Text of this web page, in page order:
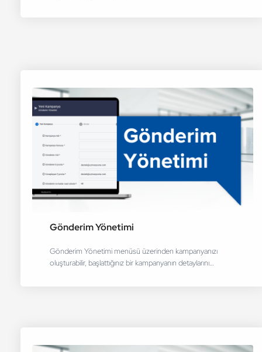
Gönderim Yönetimi
Gönderim Yönetimi menüsü üzerinden kampanyanızı
oluşturabilir, başlattığınız bir kampanyanın detaylarını…